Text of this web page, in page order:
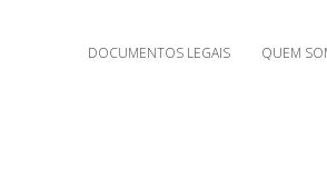
DOCUMENTOS LEGAIS QUEM